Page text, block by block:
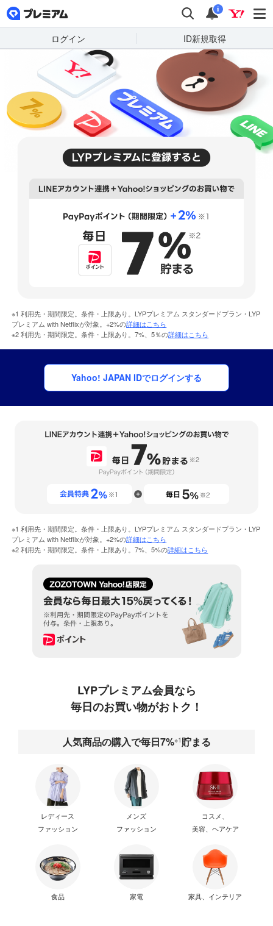
検索 通知
i
ログイン ID新規取得
※1 利用先・期間限定。条件・上限あり。LYPプレミアム スタンダードプラン・LYP
プレミアム with Netflixが対象。+2%の詳細はこちら
※2 利用先・期間限定。条件・上限あり。7%、5％の詳細はこちら
Yahoo! JAPAN IDでログインする
※1 利用先・期間限定。条件・上限あり。LYPプレミアム スタンダードプラン・LYP
プレミアム with Netflixが対象。+2%の詳細はこちら
※2 利用先・期間限定。条件・上限あり。7%、5%の詳細はこちら
LYPプレミアム会員なら
毎日のお買い物がおトク！
人気商品の購入で毎日7%※1貯まる
レディース
ファッション
メンズ
ファッション
コスメ、
美容、ヘアケア
食品 家電 家具、インテリア